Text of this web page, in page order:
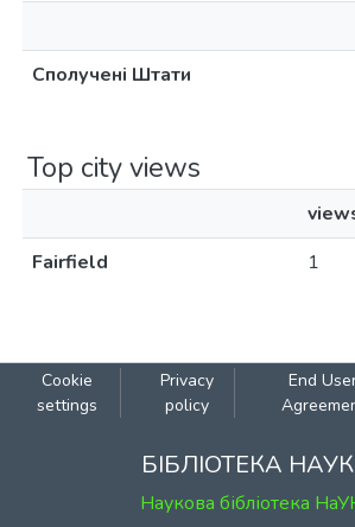
Сполучені Штати
Top city views
Fairfield
1
Cookie
settings
Privacy
policy
End
БІБЛІОТЕКА
Наукова бібліотека